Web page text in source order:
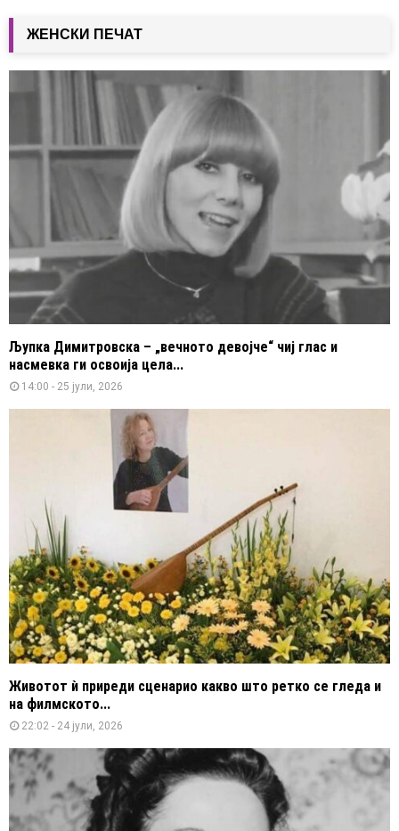
ЖЕНСКИ ПЕЧАТ
Љупка Димитровска – „вечното девојче“ чиј глас и
насмевка ги освоија цела...
14:00 - 25 јули, 2026
Животот ѝ приреди сценарио какво што ретко се гледа и
на филмското...
22:02 - 24 јули, 2026